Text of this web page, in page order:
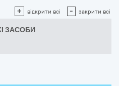
+ відкрити всі - закрити всі
ЗАСОБИ